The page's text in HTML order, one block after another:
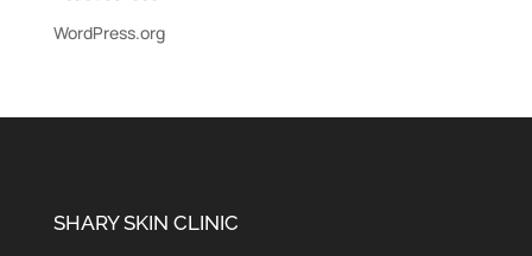
WordPress.org
SHARY SKIN CLINIC